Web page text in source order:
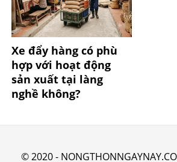
Xe đẩy hàng có phù
hợp với hoạt động
sản xuất tại làng
nghề không?
© 2020 -